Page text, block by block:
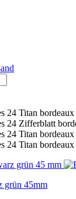
grün 45mm